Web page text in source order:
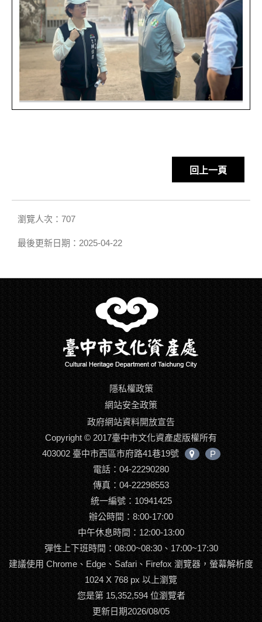
回上一頁
瀏覽人次：707
最後更新日期：2025-04-22
隱私權政策
網站安全政策
政府網站資料開放宣告
Copyright © 2017臺中市文化資產處版權所有
403002 臺中市西區市府路41巷19號
中
P
電話：04-22290280
傳真：04-22298553
統一編號：10941425
辦公時間：8:00-17:00
中午休息時間：12:00-13:00
彈性上下班時間：08:00~08:30、17:00~17:30
建議使用 Chrome、Edge、Safari、Firefox 瀏覽器，螢幕解析度
1024 X 768 px 以上瀏覽
您是第 15,352,594 位瀏覽者
更新日期2026/08/05